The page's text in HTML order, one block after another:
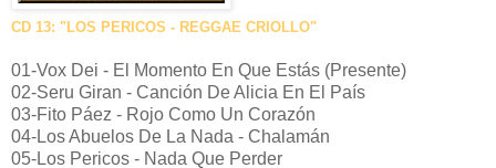
CD 13: "LOS PERICOS - REGGAE CRIOLLO"
01-Vox Dei - El Momento En Que Estás (Presente)
02-Seru Giran - Canción De Alicia En El País
03-Fito Páez - Rojo Como Un Corazón
04-Los Abuelos De La Nada - Chalamán
05-Los Pericos - Nada Que Perder